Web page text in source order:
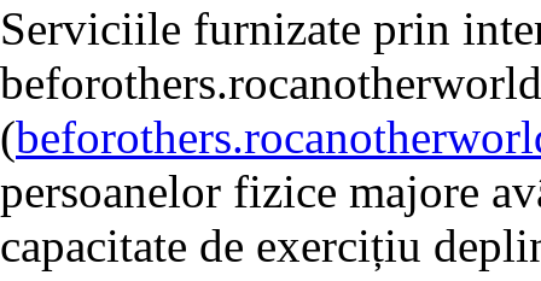
Serviciile furnizate prin
(
persoanelor fizice majore
capacitate de exercițiu